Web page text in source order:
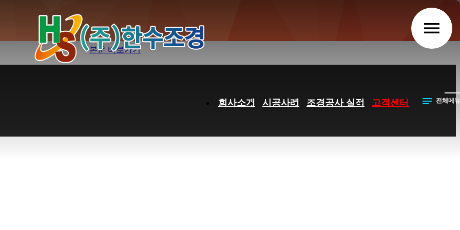
리 서비스 정기 계약 고객 모집 > 공지사항
본문 바로가기
회사소개 시공사례 조경공사 실적 고객센터 notes 전체메뉴
menu